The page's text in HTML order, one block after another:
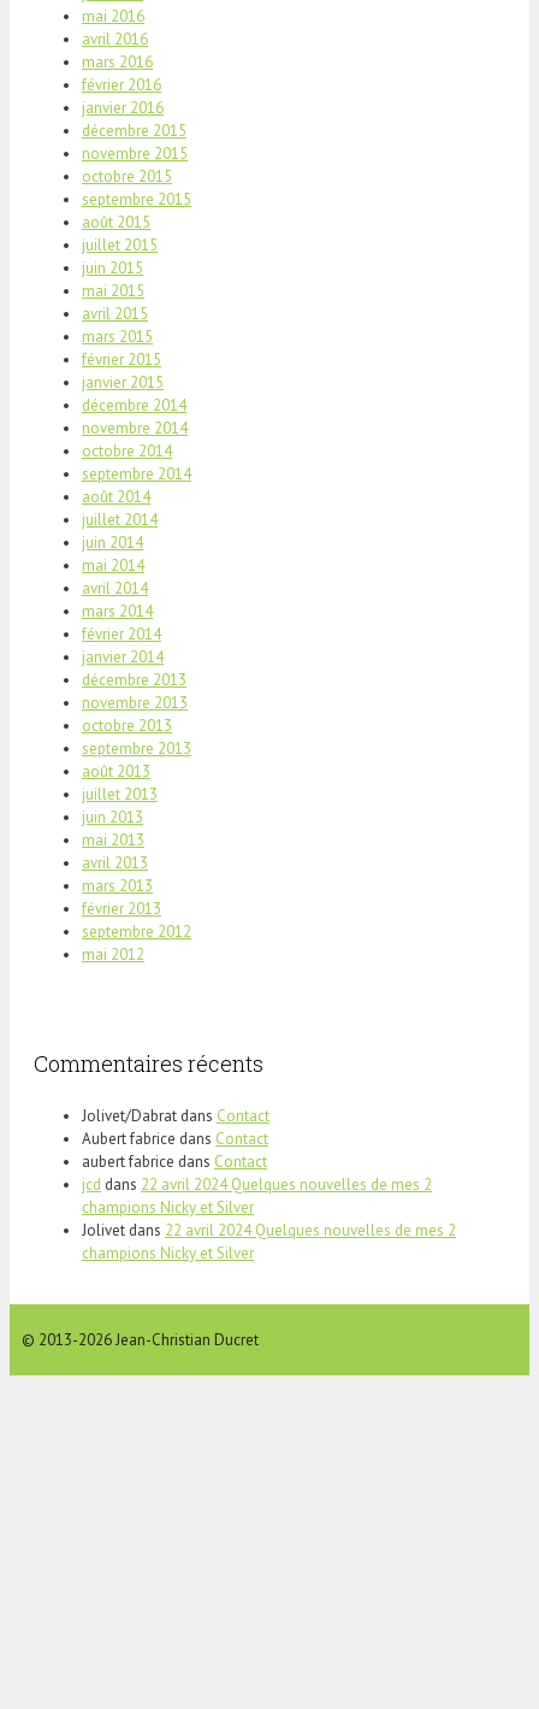
mai 2016
avril 2016
mars 2016
février 2016
janvier 2016
décembre 2015
novembre 2015
octobre 2015
septembre 2015
août 2015
juillet 2015
juin 2015
mai 2015
avril 2015
mars 2015
février 2015
janvier 2015
décembre 2014
novembre 2014
octobre 2014
septembre 2014
août 2014
juillet 2014
juin 2014
mai 2014
avril 2014
mars 2014
février 2014
janvier 2014
décembre 2013
novembre 2013
octobre 2013
septembre 2013
août 2013
juillet 2013
juin 2013
mai 2013
avril 2013
mars 2013
février 2013
septembre 2012
mai 2012
Commentaires récents
Jolivet/Dabrat dans Contact
Aubert fabrice dans Contact
aubert fabrice dans Contact
jcd dans 22 avril 2024 Quelques nouvelles de mes 2
champions Nicky et Silver
Jolivet dans 22 avril 2024 Quelques nouvelles de mes 2
champions Nicky et Silver
© 2013-2026 Jean-Christian Ducret